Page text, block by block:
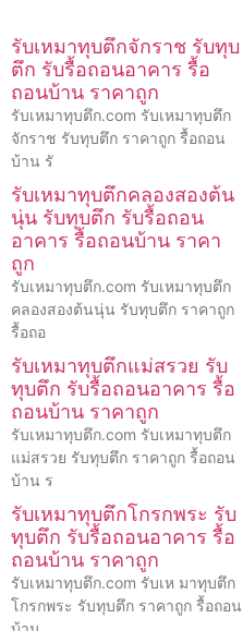
รับเหมาทุบตึกจักราช รับทุบ
ตึก รับรื้อถอนอาคาร รื้อ
ถอนบ้าน ราคาถูก
รับเหมาทุบตึก.com รับเหมาทุบตึก
จักราช รับทุบตึก ราคาถูก รื้อถอน
บ้าน รั
รับเหมาทุบตึกคลองสองต้น
นุ่น รับทุบตึก รับรื้อถอน
อาคาร รื้อถอนบ้าน ราคา
ถูก
รับเหมาทุบตึก.com รับเหมาทุบตึก
คลองสองต้นนุ่น รับทุบตึก ราคาถูก
รื้อถอ
รับเหมาทุบตึกแม่สรวย รับ
ทุบตึก รับรื้อถอนอาคาร รื้อ
ถอนบ้าน ราคาถูก
รับเหมาทุบตึก.com รับเหมาทุบตึก
แม่สรวย รับทุบตึก ราคาถูก รื้อถอน
บ้าน ร
รับเหมาทุบตึกโกรกพระ รับ
ทุบตึก รับรื้อถอนอาคาร รื้อ
ถอนบ้าน ราคาถูก
รับเหมาทุบตึก.com รับเห มาทุบตึก
โกรกพระ รับทุบตึก ราคาถูก รื้อถอน